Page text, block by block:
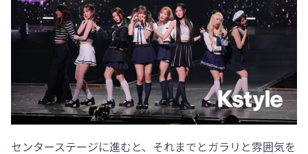
センターステージに進むと、それまでとガラリと雰囲気を